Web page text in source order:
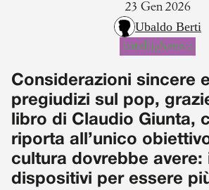
23 Gen 2026
Ubaldo Berti
Intellighenzia
Considerazioni sincere
pregiudizi sul pop,
libro di Claudio Giunta,
riporta all’unico
cultura dovrebbe avere:
dispositivi per essere